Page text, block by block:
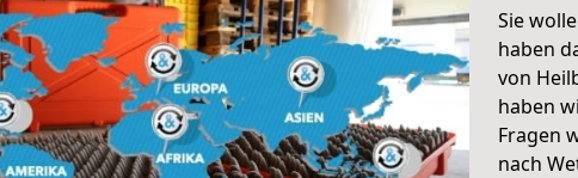
Sie
haben
von
haben
Fragen
nach